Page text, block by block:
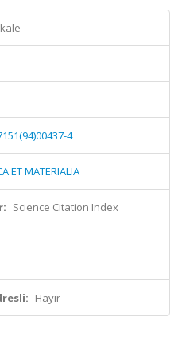
4
ET MATERIALIA
Science Citation Index
Hayır